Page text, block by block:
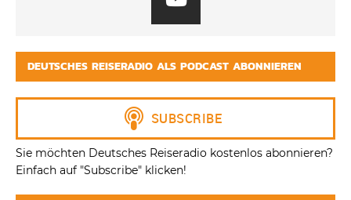
DEUTSCHES REISERADIO ALS PODCAST ABONNIEREN
Sie möchten Deutsches Reiseradio kostenlos abonnieren?
Einfach auf "Subscribe" klicken!